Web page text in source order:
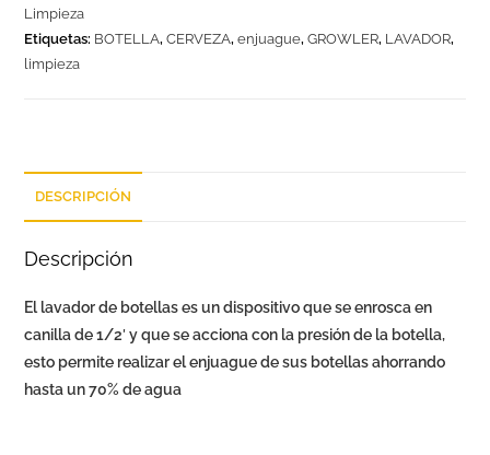
Limpieza
Etiquetas: BOTELLA,CERVEZA,enjuague,GROWLER, LAVADOR,
limpieza
DESCRIPCIÓN
Descripción
El lavador de botellas es un dispositivo que se enrosca en
canilla de 1/2′ y que se acciona con la presión de la botella,
esto permite realizar el enjuague de sus botellas ahorrando
hasta un 70% de agua